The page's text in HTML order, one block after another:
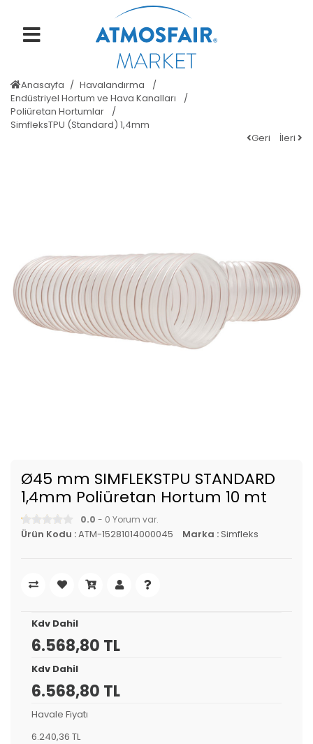
Anasayfa
Havalandırma
Endüstriyel Hortum ve Hava Kanalları
Poliüretan Hortumlar
SimfleksTPU (Standard) 1,4mm
Geri
İleri
Ø45 mm SIMFLEKSTPU STANDARD
1,4mm Poliüretan Hortum 10 mt
0.0 - 0 Yorum var.
Ürün Kodu :ATM-15281014000045 Marka :Simfleks
Kdv Dahil
6.568,80 TL
Kdv Dahil
6.568,80 TL
Havale Fiyatı
6.240,36 TL